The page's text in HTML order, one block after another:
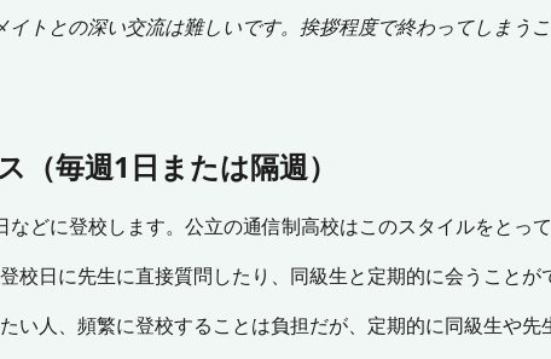
イトとの深い交流は難しいです。挨拶程度で終わってしまう
毎週1日または隔週）
どに登校します。公立の通信制高校はこのスタイルをとっ
校日に先生に直接質問したり、同級生と定期的に会うことが
い人、頻繁に登校することは負担だが、定期的に同級生や先